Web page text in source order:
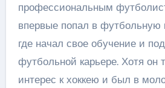
профессиональным
впервые попал в футбольную
где начал свое обучение и
футбольной карьере. Хотя он
интерес к хоккею и был в